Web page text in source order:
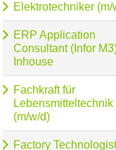
Elektrotechniker (m/
ERP Application
Consultant (Infor
Inhouse
Fachkraft für
Lebensmitteltechnik
(m/w/d)
Factory